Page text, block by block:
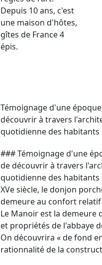
Depuis 10 ans, c'est
une maison d'hôtes,
gîtes de France 4
épis.
Témoignage d'une
découvrir à travers
quotidienne des habitants
### Témoignage d'une
de découvrir à travers
quotidienne des habitants
XVe siècle, le donjon
demeure au confort relatif
Le Manoir est la demeure
et propriétés de l'abbaye
On découvrira « de fond
rationnalité de la